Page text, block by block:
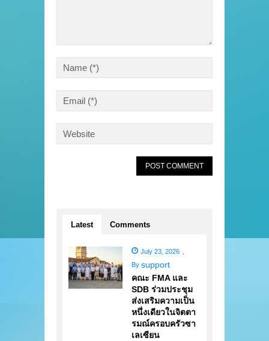
Latest Comments
July 23, 2026
By support
คณะ FMA และ
SDB ร่วมประชุม
ส่งเสริมความเป็น
หนึ่งเดียวในจิตตา
รมณ์ครอบครัวซา
เลเซียน